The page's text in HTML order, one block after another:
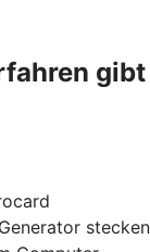
gibt
stecken